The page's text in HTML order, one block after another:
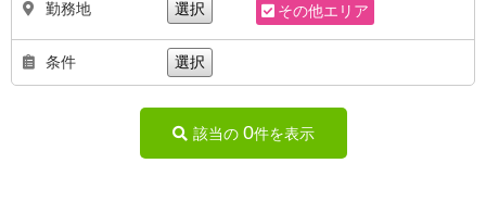
勤務地 選択 その他エリア
条件 選択
該当の 0件を表示